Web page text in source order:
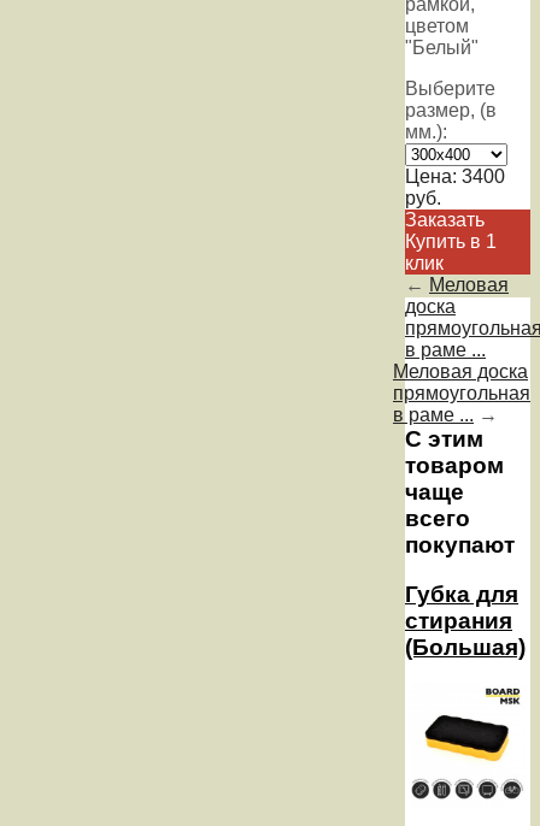
цветом
"Белый"
Выберите
размер, (в
мм.):
Цена: 3400
руб.
Заказать
Купить в 1
клик
← Меловая
доска
в раме ...
Меловая доска
прямоугольная
в раме ... →
С этим
товаром
чаще
всего
покупают
Губка для
стирания
(Большая)